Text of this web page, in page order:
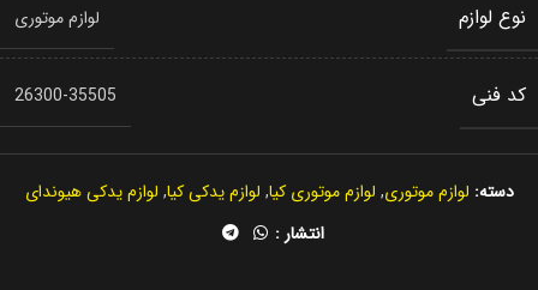
نوع لوازم لوازم موتوری
کد فنی 26300-35505
دسته: لوازم موتوری, لوازم موتوری کیا, لوازم یدکی کیا, لوازم یدکی هیوندای
انتشار :